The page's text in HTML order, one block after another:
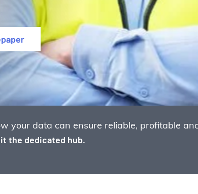
your data can ensure reliable, profitable
the dedicated hub.